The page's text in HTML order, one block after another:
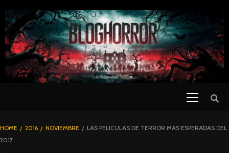
TO
CONTENT
BLOGHORROR
⋆
HOME 2016 NOVIEMBRE
LAS PELICULAS DE TERROR MAS ESPERADAS DEL
2017